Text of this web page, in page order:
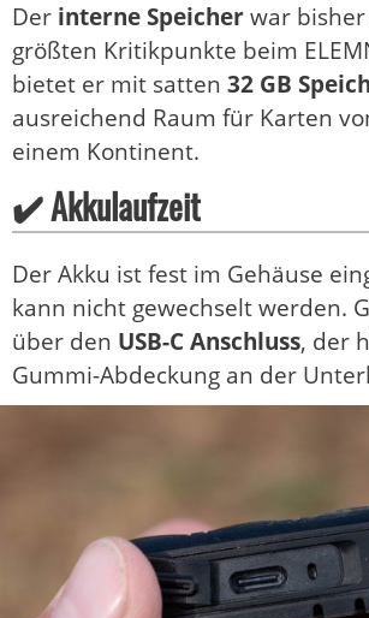
Der interne Speicherwar
größten Kritikpunkte beim
bietet er mit satten 32 GB
ausreichend Raum für Karten
einem Kontinent.
✔️ Akkulaufzeit
Der Akku ist fest im Gehäuse
kann nicht gewechselt werden.
über den USB-C Anschluss, der
Gummi-Abdeckung an der